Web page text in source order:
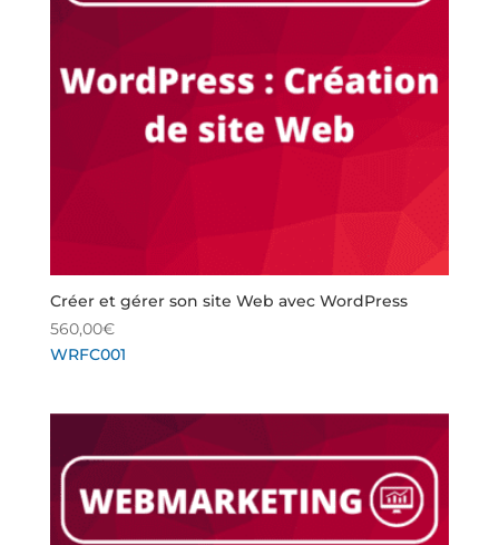
Créer et gérer son site Web avec WordPress
560,00€
WRFC001